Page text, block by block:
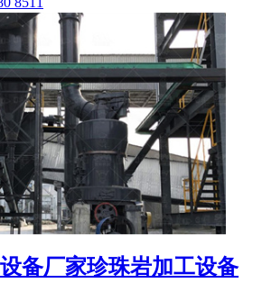
备厂家珍珠岩加工设备